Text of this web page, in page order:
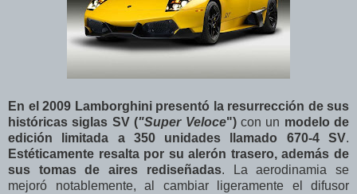
En el 2009 Lamborghini presentó la resurrección de sus
históricas siglas SV ("Super Veloce")con un modelo de
edición limitada a 350 unidades llamado 670-4 SV.
Estéticamente resalta por su alerón trasero, además de
sus tomas de aires rediseñadas. La aerodinamia se
mejoró notablemente, al cambiar ligeramente el difusor